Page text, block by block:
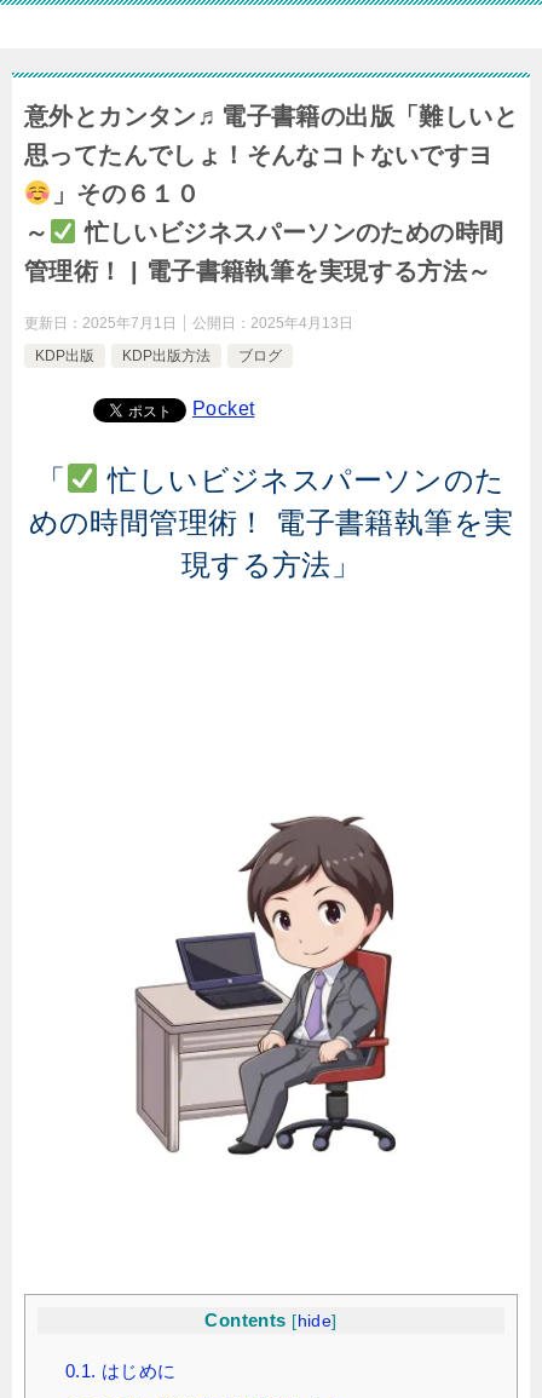
意外とカンタン♬電子書籍の出版「難しいと
思ってたんでしょ！そんなコトないですヨ
」その６１０
～
忙しいビジネスパーソンのための時間
管理術！ | 電子書籍執筆を実現する方法～
更新日： 2025年7月1日 公開日： 2025年4月13日
KDP出版
KDP出版方法 ブログ
Pocket
「
忙しいビジネスパーソンのた
めの時間管理術！ 電子書籍執筆を実
現する方法」
Contents [ hide]
0.1. はじめに